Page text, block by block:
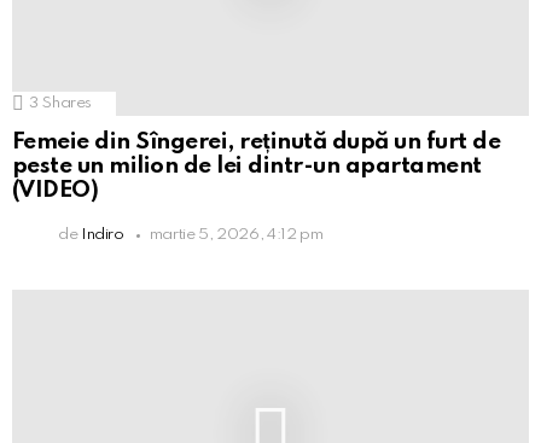
3 Shares
Femeie din Sîngerei, reținută după un furt de
peste un milion de lei dintr-un apartament
(VIDEO)
de Indiro martie 5, 2026, 4:12 pm